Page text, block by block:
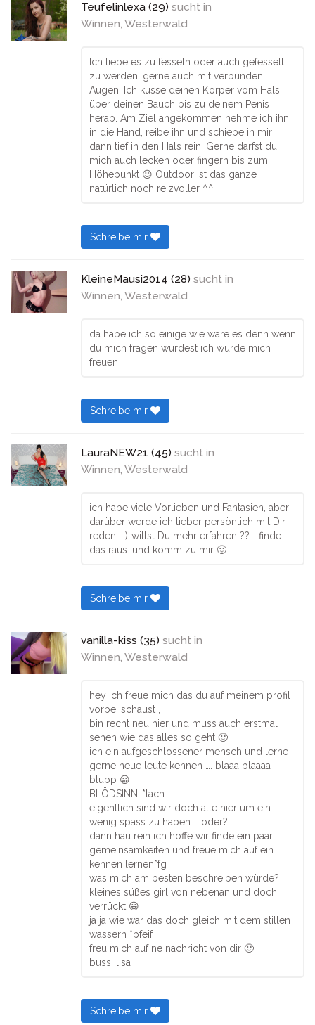
Teufelinlexa (29) sucht in
Winnen, Westerwald
Ich liebe es zu fesseln oder auch gefesselt
zu werden, gerne auch mit verbunden
Augen. Ich küsse deinen Körper vom Hals,
über deinen Bauch bis zu deinem Penis
herab. Am Ziel angekommen nehme ich ihn
in die Hand, reibe ihn und schiebe in mir
dann tief in den Hals rein. Gerne darfst du
mich auch lecken oder fingern bis zum
Höhepunkt 😉 Outdoor ist das ganze
natürlich noch reizvoller ^^
Schreibe mir
KleineMausi2014 (28) sucht in
Winnen, Westerwald
da habe ich so einige wie wäre es denn wenn
du mich fragen würdest ich würde mich
freuen
Schreibe mir
LauraNEW21 (45) sucht in
Winnen, Westerwald
ich habe viele Vorlieben und Fantasien, aber
darüber werde ich lieber persönlich mit Dir
reden :-)..willst Du mehr erfahren ??…..finde
das raus…und komm zu mir 🙂
Schreibe mir
vanilla-kiss (35) sucht in
Winnen, Westerwald
hey ich freue mich das du auf meinem profil
vorbei schaust ,
bin recht neu hier und muss auch erstmal
sehen wie das alles so geht 🙂
ich ein aufgeschlossener mensch und lerne
gerne neue leute kennen …. blaaa blaaaa
blupp 😀
BLÖDSINN!!*lach
eigentlich sind wir doch alle hier um ein
wenig spass zu haben … oder?
dann hau rein ich hoffe wir finde ein paar
gemeinsamkeiten und freue mich auf ein
kennen lernen*fg
was mich am besten beschreiben würde?
kleines süßes girl von nebenan und doch
verrückt 😀
ja ja wie war das doch gleich mit dem stillen
wassern *pfeif
freu mich auf ne nachricht von dir 🙂
bussi lisa
Schreibe mir